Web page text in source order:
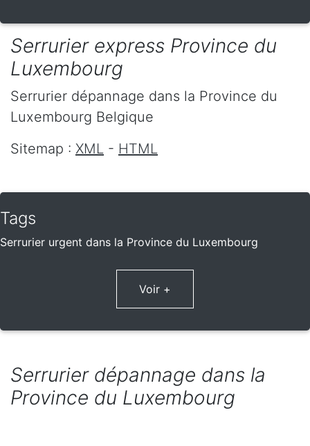
Serrurier express Province du
Luxembourg
Serrurier dépannage dans la Province du
Luxembourg Belgique
Sitemap : XML - HTML
Tags
Serrurier urgent dans la Province du Luxembourg
Voir +
Serrurier dépannage dans la
Province du Luxembourg